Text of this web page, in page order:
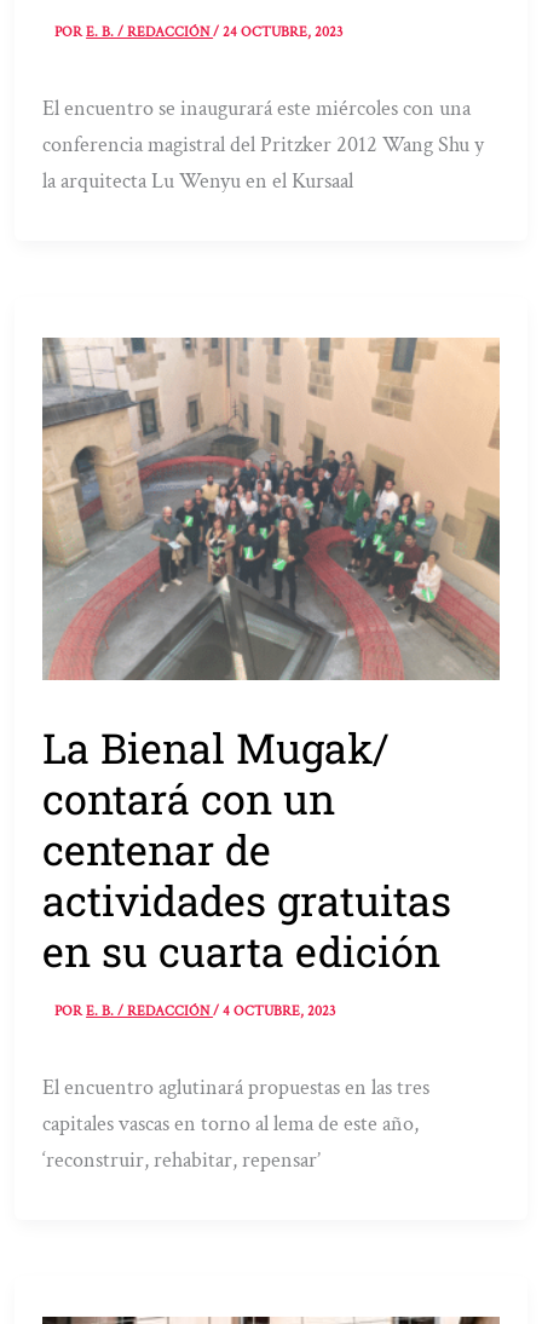
PORE. B. / REDACCIÓN/24 OCTUBRE, 2023
El encuentro se inaugurará este miércoles con una
conferencia magistral del Pritzker 2012 Wang Shu y
la arquitecta Lu Wenyu en el Kursaal
La Bienal Mugak/
contará con un
centenar de
actividades gratuitas
en su cuarta edición
PORE. B. / REDACCIÓN/4 OCTUBRE, 2023
El encuentro aglutinará propuestas en las tres
capitales vascas en torno al lema de este año,
‘reconstruir, rehabitar, repensar’